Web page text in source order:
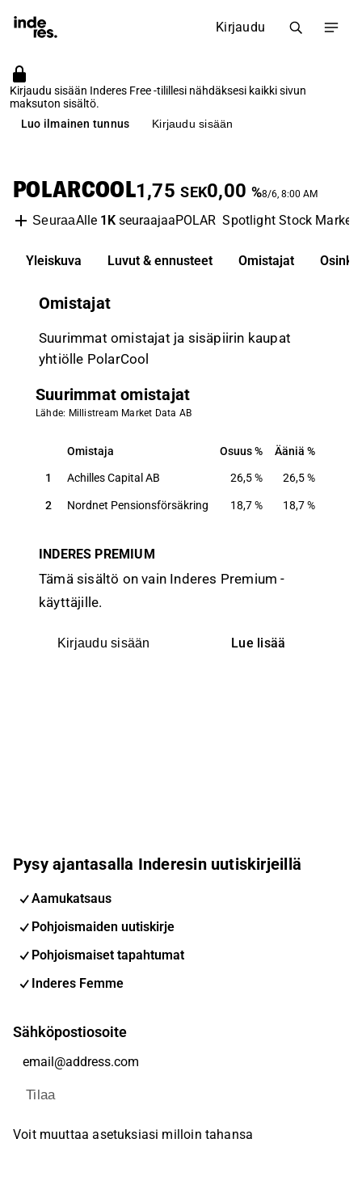
Kirjaudu
Kirjaudu sisään Inderes Free -tilillesi nähdäksesi kaikki sivun
maksuton sisältö.
Luo ilmainen tunnus
Kirjaudu sisään
POLARCOOL1,75 SEK0,00 %8/6, 8:00 AM
SeuraaAlle 1KseuraajaaPOLAR Spotlight Stock Market
Yleiskuva Luvut & ennusteet Omistajat Osinko
Omistajat
Suurimmat omistajat ja sisäpiirin kaupat
yhtiölle PolarCool
Suurimmat omistajat
Lähde: Millistream Market Data AB
Omistaja Osuus Ääniä
Omistaja Osuus Ääniä
1 Achilles Capital AB 26,5% 26,5%
2 Nordnet Pensionsförsäkring 18,7% 18,7%
INDERES PREMIUM
Tämä sisältö on vain Inderes Premium -
käyttäjille.
Kirjaudu sisään Lue lisää
Pysy ajantasalla Inderesin uutiskirjeillä
Aamukatsaus
Pohjoismaiden uutiskirje
Pohjoismaiset tapahtumat
Inderes Femme
Sähköpostiosoite
Tilaa
Voit muuttaa asetuksiasi milloin tahansa